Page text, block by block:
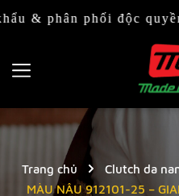
phân phối độc quyền
Trang chủ Clutch da
MÀU NÂU 912101-25 –